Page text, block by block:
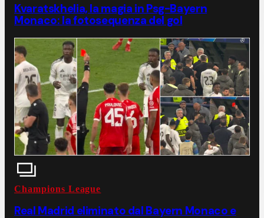
Kvaratskhelia, la magia in Psg-Bayern
Monaco: la fotosequenza del gol
Champions League
Real Madrid eliminato dal Bayern Monaco e